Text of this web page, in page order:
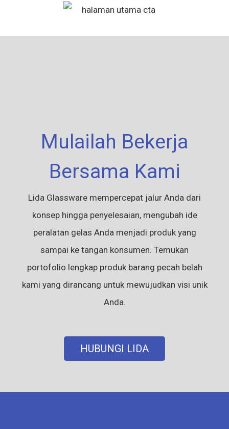
Mulailah Bekerja
Bersama Kami
Lida Glassware mempercepat jalur Anda dari
konsep hingga penyelesaian, mengubah ide
peralatan gelas Anda menjadi produk yang
sampai ke tangan konsumen. Temukan
portofolio lengkap produk barang pecah belah
kami yang dirancang untuk mewujudkan visi unik
Anda.
HUBUNGI LIDA